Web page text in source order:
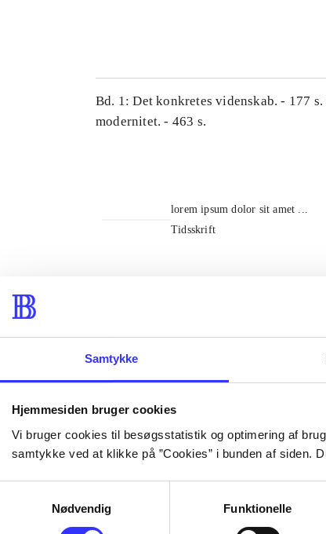
Samtykke
Hjemmesiden bruger cookies
Vi bruger cookies til besøgsstatistik og optimering af
samtykke ved at klikke på ”Cookies” i bunden af siden.
Nødvendig
Funktionelle
Bd. 1: Det konkretes videnskab. - 177
modernitet. - 463 s.
lorem ipsum dolor sit amet ...
Tidsskrift
...